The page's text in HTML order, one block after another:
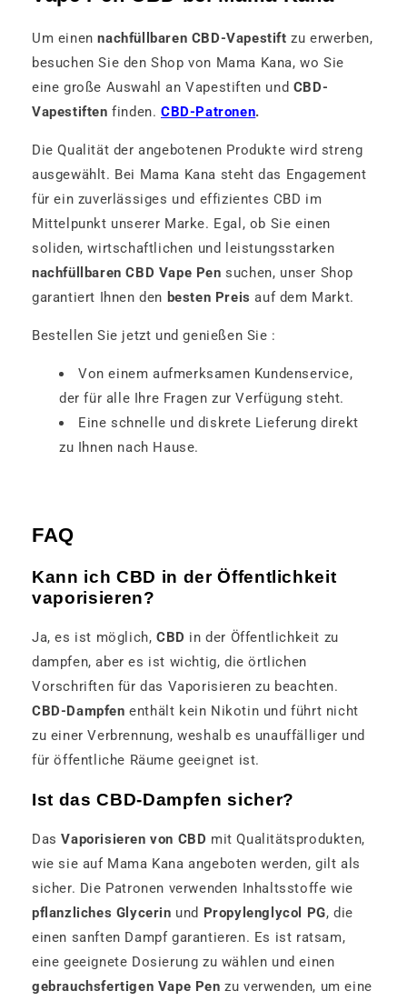
Um einennachfüllbaren CBD-Vapestift zu erwerben,
besuchen Sie den Shop von Mama Kana, wo Sie
eine große Auswahl an Vapestiften und CBD-
Vapestiften finden.CBD-Patronen.
Die Qualität der angebotenen Produkte wird streng
ausgewählt. Bei Mama Kana steht das Engagement
für ein zuverlässiges und effizientes CBD im
Mittelpunkt unserer Marke. Egal, ob Sie einen
soliden, wirtschaftlichen und leistungsstarken
nachfüllbaren CBD Vape Pen suchen, unser Shop
garantiert Ihnen den besten Preis auf dem Markt.
Bestellen Sie jetzt und genießen Sie :
Von einem aufmerksamen Kundenservice,
der für alle Ihre Fragen zur Verfügung steht.
Eine schnelle und diskrete Lieferung direkt
zu Ihnen nach Hause.
FAQ
Kann ich CBD in der Öffentlichkeit
vaporisieren?
Ja, es ist möglich, CBD in der Öffentlichkeit zu
dampfen, aber es ist wichtig, die örtlichen
Vorschriften für das Vaporisieren zu beachten.
CBD-Dampfen enthält kein Nikotin und führt nicht
zu einer Verbrennung, weshalb es unauffälliger und
für öffentliche Räume geeignet ist.
Ist das CBD-Dampfen sicher?
DasVaporisieren von CBD mit Qualitätsprodukten,
wie sie auf Mama Kana angeboten werden, gilt als
sicher. Die Patronen verwenden Inhaltsstoffe wie
pflanzliches Glycerin und Propylenglycol PG, die
einen sanften Dampf garantieren. Es ist ratsam,
eine geeignete Dosierung zu wählen und einen
gebrauchsfertigen Vape Pen zu verwenden, um eine